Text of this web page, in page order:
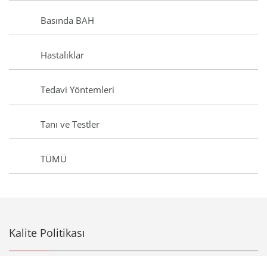
Basında BAH
Hastalıklar
Tedavi Yöntemleri
Tanı ve Testler
TÜMÜ
Kalite Politikası